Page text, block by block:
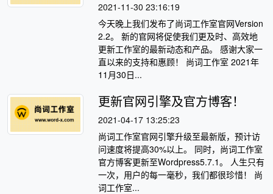
2021-11-30 23:16:19
今天晚上我们发布了尚词工作室官网Version
2.2。 新的官网将促使我们更及时、高效地
更新工作室的最新动态和产品。 感谢大家一
直以来的支持和惠顾！ 尚词工作室 2021年
11月30日...
更新官网引擎及官方博客！
2021-04-17 13:25:23
尚词工作室官网引擎升级至最新版，预计访
问速度将提高30%以上。 同时，尚词工作室
官方博客更新至Wordpress5.7.1。 人生只有
一次，用户的每一毫秒，我们都很珍惜！ 尚
词工作室...